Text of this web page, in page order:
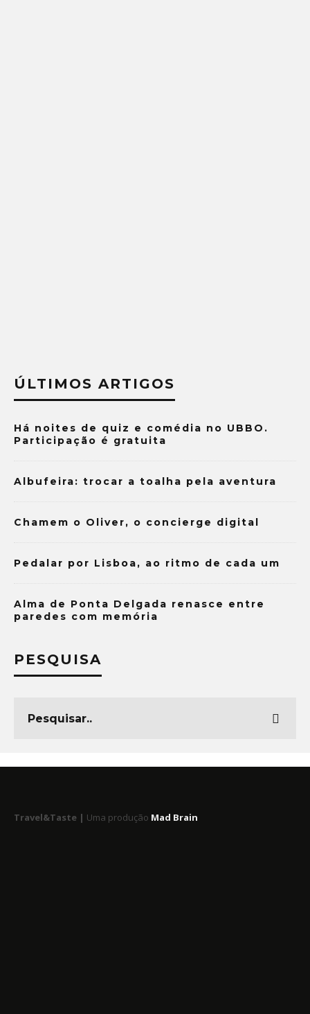
ÚLTIMOS ARTIGOS
Há noites de quiz e comédia no UBBO.
Participação é gratuita
Albufeira: trocar a toalha pela aventura
Chamem o Oliver, o concierge digital
Pedalar por Lisboa, ao ritmo de cada um
Alma de Ponta Delgada renasce entre
paredes com memória
PESQUISA
Travel&Taste | Uma produção Mad Brain